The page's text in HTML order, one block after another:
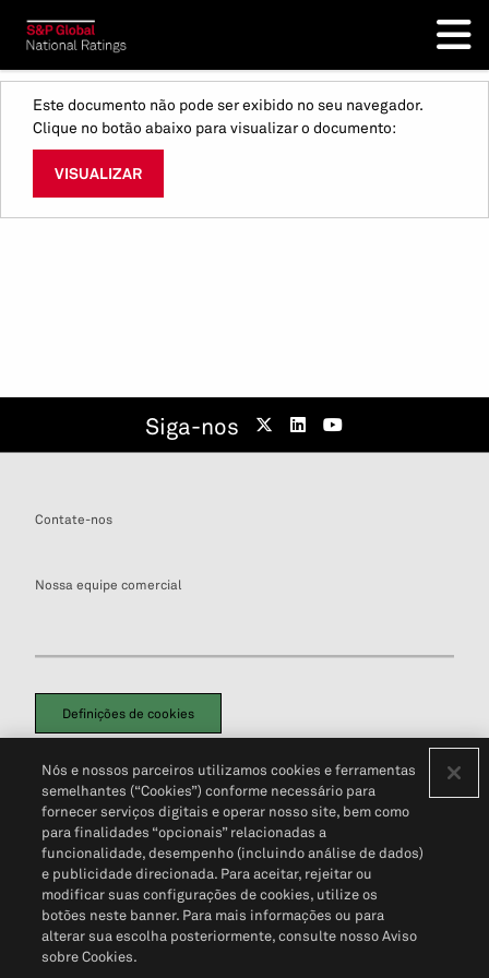
Este documento não pode ser exibido no seu navegador.
Clique no botão abaixo para visualizar o documento:
VISUALIZAR
Siga-nos
Contate-nos
Nossa equipe comercial
Definições de cookies
Política de PrivacidadePortal de privacidade do cliente (em inglês)
Não Venda Minhas Informações Pessoais© 2026 S&P Global
Nós e nossos parceiros utilizamos cookies e ferramentas
semelhantes (“Cookies”) conforme necessário para
fornecer serviços digitais e operar nosso site, bem como
para finalidades “opcionais” relacionadas a
funcionalidade, desempenho (incluindo análise de dados)
e publicidade direcionada. Para aceitar, rejeitar ou
modificar suas configurações de cookies, utilize os
botões neste banner. Para mais informações ou para
alterar sua escolha posteriormente, consulte nosso Aviso
sobre Cookies.